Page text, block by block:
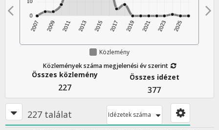
Közlemény
Közlemények száma megjelenési év szerint
Összes közlemény
227
Összes idézet
377
227 találat Idézetek száma